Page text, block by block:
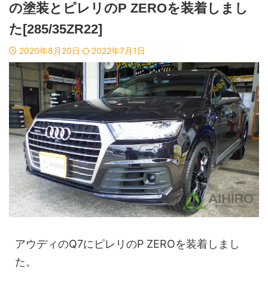
の塗装とピレリのP ZEROを装着しまし
た[285/35ZR22]
2020年8月20日 2022年7月1日
アウディのQ7にピレリのP ZEROを装着しまし
た。